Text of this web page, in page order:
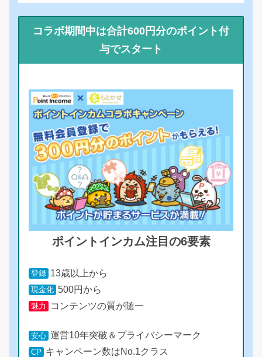
コラボ期間中は合計600円分のポイント付
与でスタート
ポイントインカム注目の6要素
登録 13歳以上から
現金化 500円から
魅力 コンテンツの質が随一
安心 運営10年突破＆プライバシーマーク
CP キャンペーン数はNo.1クラス